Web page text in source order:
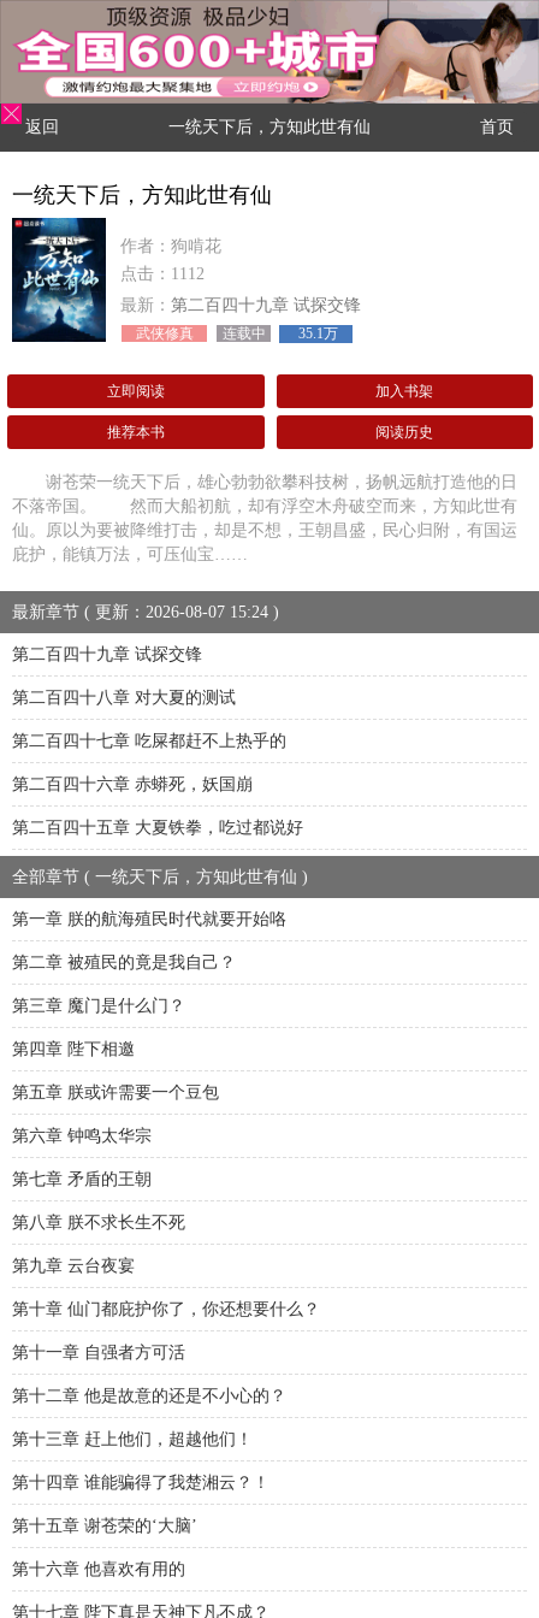
返回 一统天下后，方知此世有仙 首页
一统天下后，方知此世有仙
作者：狗啃花
点击：1112
最新： 第二百四十九章 试探交锋
武侠修真 连载中 35.1万
立即阅读 加入书架
推荐本书 阅读历史
谢苍荣一统天下后，雄心勃勃欲攀科技树，扬帆远航打造他的日
不落帝国。 然而大船初航，却有浮空木舟破空而来，方知此世有
仙。原以为要被降维打击，却是不想，王朝昌盛，民心归附，有国运
庇护，能镇万法，可压仙宝……
最新章节 ( 更新：2026-08-07 15:24 )
第二百四十九章 试探交锋
第二百四十八章 对大夏的测试
第二百四十七章 吃屎都赶不上热乎的
第二百四十六章 赤蟒死，妖国崩
第二百四十五章 大夏铁拳，吃过都说好
全部章节 ( 一统天下后，方知此世有仙 )
第一章 朕的航海殖民时代就要开始咯
第二章 被殖民的竟是我自己？
第三章 魔门是什么门？
第四章 陛下相邀
第五章 朕或许需要一个豆包
第六章 钟鸣太华宗
第七章 矛盾的王朝
第八章 朕不求长生不死
第九章 云台夜宴
第十章 仙门都庇护你了，你还想要什么？
第十一章 自强者方可活
第十二章 他是故意的还是不小心的？
第十三章 赶上他们，超越他们！
第十四章 谁能骗得了我楚湘云？！
第十五章 谢苍荣的‘大脑’
第十六章 他喜欢有用的
第十七章 陛下真是天神下凡不成？